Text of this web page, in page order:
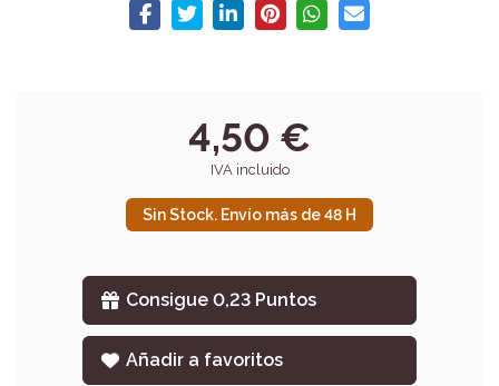
4,50 €
IVA incluido
Sin Stock. Envío más de 48 H
Consigue 0,23 Puntos
Añadir a favoritos